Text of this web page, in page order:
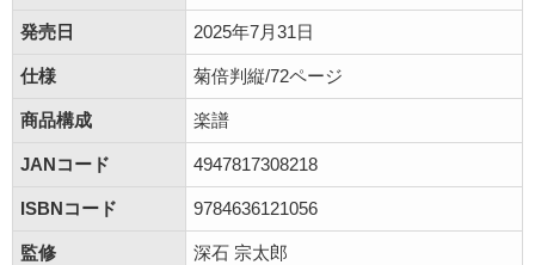
発売日 2025年7月31日
仕様 菊倍判縦/72ページ
商品構成 楽譜
JANコード 4947817308218
ISBNコード 9784636121056
監修 深石 宗太郎